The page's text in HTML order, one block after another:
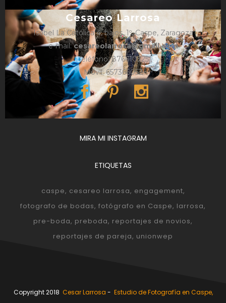
Cesareo Larrosa
Isabel La Católica 4, bajos, 1º, Caspe, Zaragoza
e-mail:cesareolarrosa@gmail.com
Teléfono: 876610325
Móvil: 657366052
MIRA MI INSTAGRAM
ETIQUETAS
caspe cesareo larrosa engagement
fotografo de bodas fotógrafo en Caspe larrosa
pre-boda preboda reportajes de novios
reportajes de pareja unionwep
Copyright 2018 Cesar Larrosa - Estudio de Fotografía en Caspe,